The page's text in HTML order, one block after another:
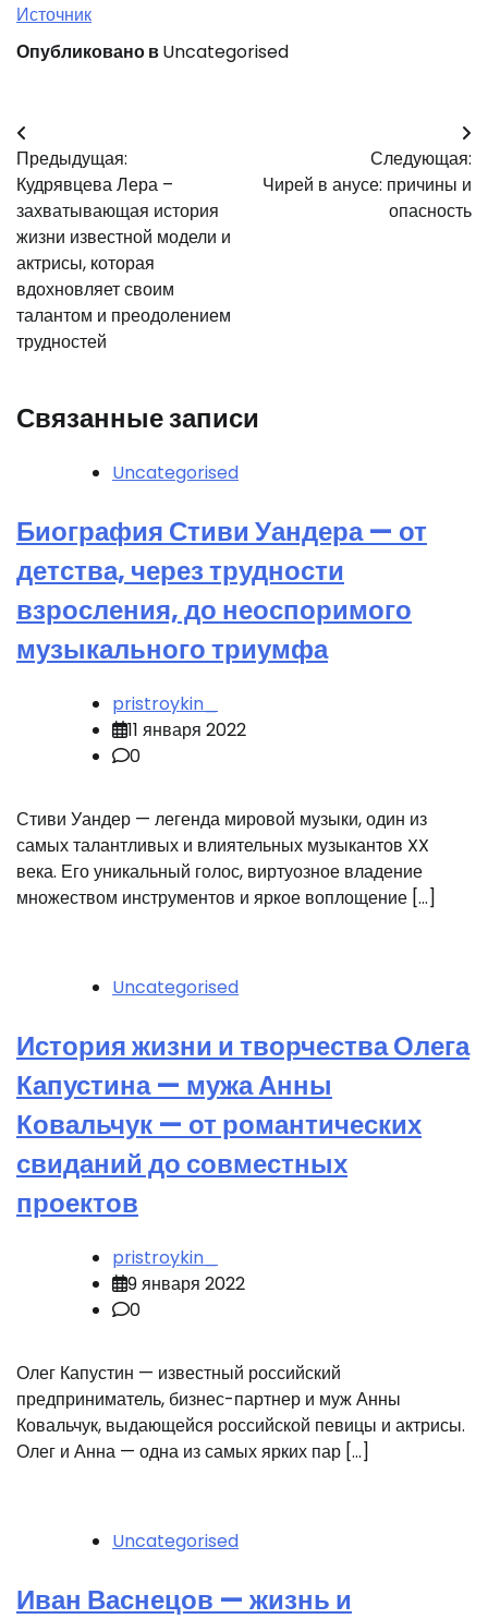
Источник
Опубликовано вUncategorised
Навигация
по
записям
Предыдущая:
Кудрявцева Лера –
захватывающая история
жизни известной модели и
актрисы, которая
вдохновляет своим
талантом и преодолением
трудностей
Следующая:
Чирей в анусе: причины и
опасность
Связанные записи
Uncategorised
Биография Стиви Уандера — от
детства, через трудности
взросления, до неоспоримого
музыкального триумфа
pristroykin_
11 января 2022
0
Стиви Уандер — легенда мировой музыки, один из
самых талантливых и влиятельных музыкантов XX
века. Его уникальный голос, виртуозное владение
множеством инструментов и яркое воплощение […]
Uncategorised
История жизни и творчества Олега
Капустина — мужа Анны
Ковальчук — от романтических
свиданий до совместных
проектов
pristroykin_
9 января 2022
0
Олег Капустин — известный российский
предприниматель, бизнес-партнер и муж Анны
Ковальчук, выдающейся российской певицы и актрисы.
Олег и Анна — одна из самых ярких пар […]
Uncategorised
Иван Васнецов — жизнь и